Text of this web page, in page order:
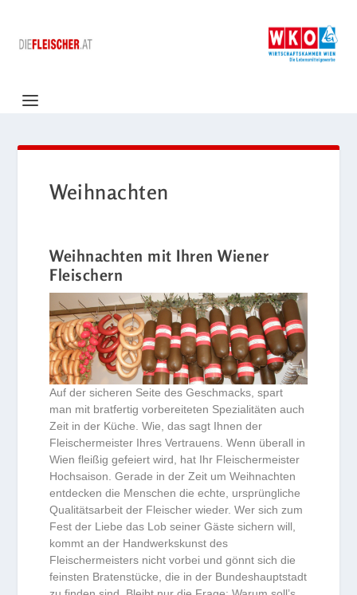
Weihnachten
Weihnachten mit Ihren Wiener
Fleischern
Auf der sicheren Seite des Geschmacks, spart
man mit bratfertig vorbereiteten Spezialitäten auch
Zeit in der Küche. Wie, das sagt Ihnen der
Fleischermeister Ihres Vertrauens. Wenn überall in
Wien fleißig gefeiert wird, hat Ihr Fleischermeister
Hochsaison. Gerade in der Zeit um Weihnachten
entdecken die Menschen die echte, ursprüngliche
Qualitätsarbeit der Fleischer wieder. Wer sich zum
Fest der Liebe das Lob seiner Gäste sichern will,
kommt an der Handwerkskunst des
Fleischermeisters nicht vorbei und gönnt sich die
feinsten Bratenstücke, die in der Bundeshauptstadt